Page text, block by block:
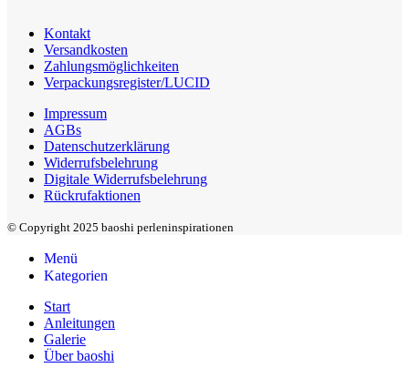
Kontakt
Versandkosten
Zahlungsmöglichkeiten
Verpackungsregister/LUCID
Impressum
AGBs
Datenschutzerklärung
Widerrufsbelehrung
Digitale Widerrufsbelehrung
Rückrufaktionen
© Copyright 2025 baoshi perleninspirationen
Menü
Kategorien
Start
Anleitungen
Galerie
Über baoshi